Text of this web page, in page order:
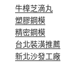
牛樟芝滴丸
塑膠鋼模
精密鋼模
台北裝潢推薦
新北沙發工廠